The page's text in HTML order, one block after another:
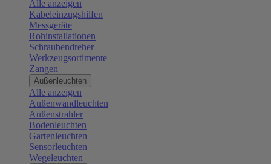
Alle anzeigen
Kabeleinzugshilfen
Messgeräte
Rohinstallationen
Schraubendreher
Werkzeugsortimente
Zangen
Außenleuchten
Alle anzeigen
Außenwandleuchten
Außenstrahler
Bodenleuchten
Gartenleuchten
Sensorleuchten
Wegeleuchten